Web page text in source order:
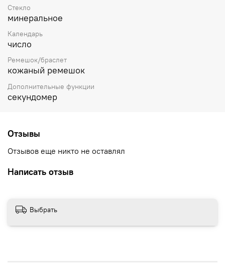
Стекло
минеральное
Календарь
число
Ремешок/браслет
кожаный ремешок
Дополнительные функции
секундомер
Отзывы
Отзывов еще никто не оставлял
Написать отзыв
Выбрать